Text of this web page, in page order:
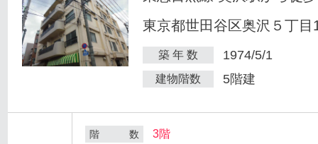
東京都世田谷区奥沢５丁目
築 年 数 1974/5/1
建物階数 5階建
階 数 3階